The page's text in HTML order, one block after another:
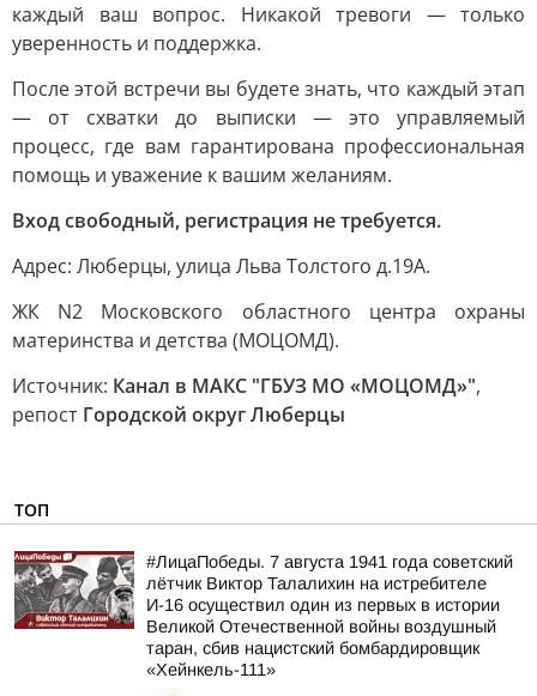
каждый ваш вопрос. Никакой тревоги — только
уверенность и поддержка.
После этой встречи вы будете знать, что каждый этап
— от схватки до выписки — это управляемый
процесс, где вам гарантирована профессиональная
помощь и уважение к вашим желаниям.
Вход свободный, регистрация не требуется.
Адрес: Люберцы, улица Льва Толстого д.19А.
ЖК N2 Московского областного центра охраны
материнства и детства (МОЦОМД).
Источник: Канал в МАКС "ГБУЗ МО «МОЦОМД»",
репост Городской округ Люберцы
ТОП
#ЛицаПобеды. 7 августа 1941 года советский
лётчик Виктор Талалихин на истребителе
И-16 осуществил один из первых в истории
Великой Отечественной войны воздушный
таран, сбив нацистский бомбардировщик
«Хейнкель-111»